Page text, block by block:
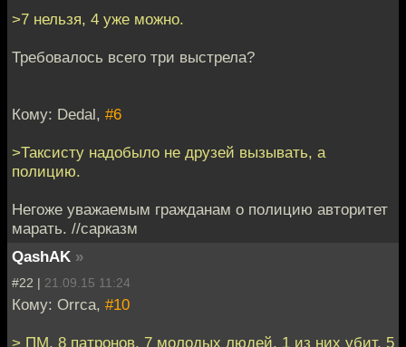
>7 нельзя, 4 уже можно.
Требовалось всего три выстрела?
Кому: Dedal, #6
>Таксисту надобыло не друзей вызывать, а
полицию.
Негоже уважаемым гражданам о полицию авторитет
марать. //сарказм
QashAK »
#22 | 21.09.15 11:24
Кому: Orrca, #10
> ПМ, 8 патронов, 7 молодых людей, 1 из них убит, 5